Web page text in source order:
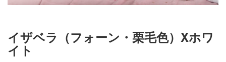
イザベラ（フォーン・栗毛色）Xホワ
イト